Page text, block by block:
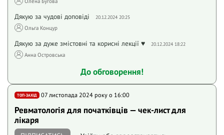
Дякую за чудові доповіді 20.12.2024 20:25
Ольга Концур
Дякую за дуже змістовні та корисні лекції ♥️ 20.12.2024 18:22
Анна Островська
До обговорення!
ТОП-ЗАХІД 07 листопада 2024 року o 16:00
Ревматологія для початківців — чек-лист для
лікаря